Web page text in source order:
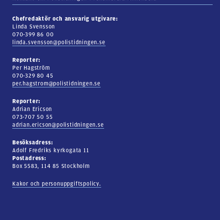
Chefredaktör och ansvarig utgivare:
Linda Svensson
070-399 86 00
linda.svensson@polistidningen.se
Reporter:
Per Hagström
070-329 80 45
per.hagstrom@polistidningen.se
Reporter:
Adrian Ericson
073-707 50 55
adrian.ericson@polistidningen.se
Besöksadress:
Adolf Fredriks kyrkogata 11
Postadress:
Box 5583, 114 85 Stockholm
Kakor och personuppgiftspolicy.